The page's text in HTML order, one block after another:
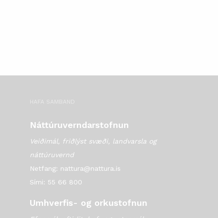
HAFA SAMBAND
Náttúruverndarstofnun
Veiðimál, friðlýst svæði, landvarsla og
náttúruvernd
Netfang: nattura@nattura.is
Sími: 55 66 800
Umhverfis- og orkustofnun